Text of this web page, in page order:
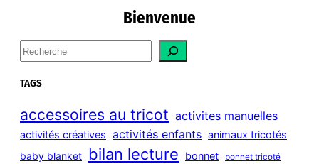
Bienvenue
S
e
a
c
h
TAGS
accessoires au tricot activites manuelles
activités créatives activités enfants animaux tricotés
baby blanket bilan lecture bonnet bonnet tricoté